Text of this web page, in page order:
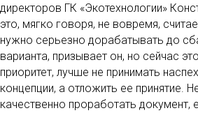
директоров ГК «Экотехнологии»
это, мягко говоря, не вовремя,
нужно серьезно дорабатывать до
варианта, призывает он, но сейчас
приоритет, лучше не принимать
концепции, а отложить ее принятие.
качественно проработать документ,